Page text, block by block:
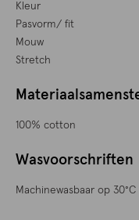
Kleur
Pasvorm/ fit
Mouw
Stretch
100% cotton
Wasvoorschriften
Machinewasbaar op 30°C